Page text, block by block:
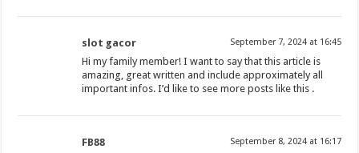
slot gacor September 7, 2024 at 16:45
Hi my family member! I want to say that this article is
amazing, great written and include approximately all
important infos. I’d like to see more posts like this .
FB88 September 8, 2024 at 16:17